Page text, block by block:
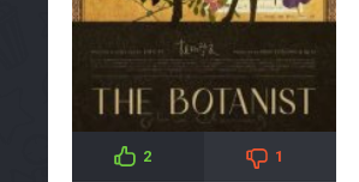
2 1